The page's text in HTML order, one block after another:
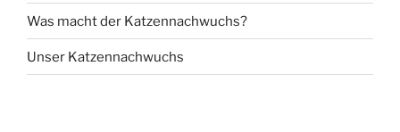
Was macht der Katzennachwuchs?
Unser Katzennachwuchs